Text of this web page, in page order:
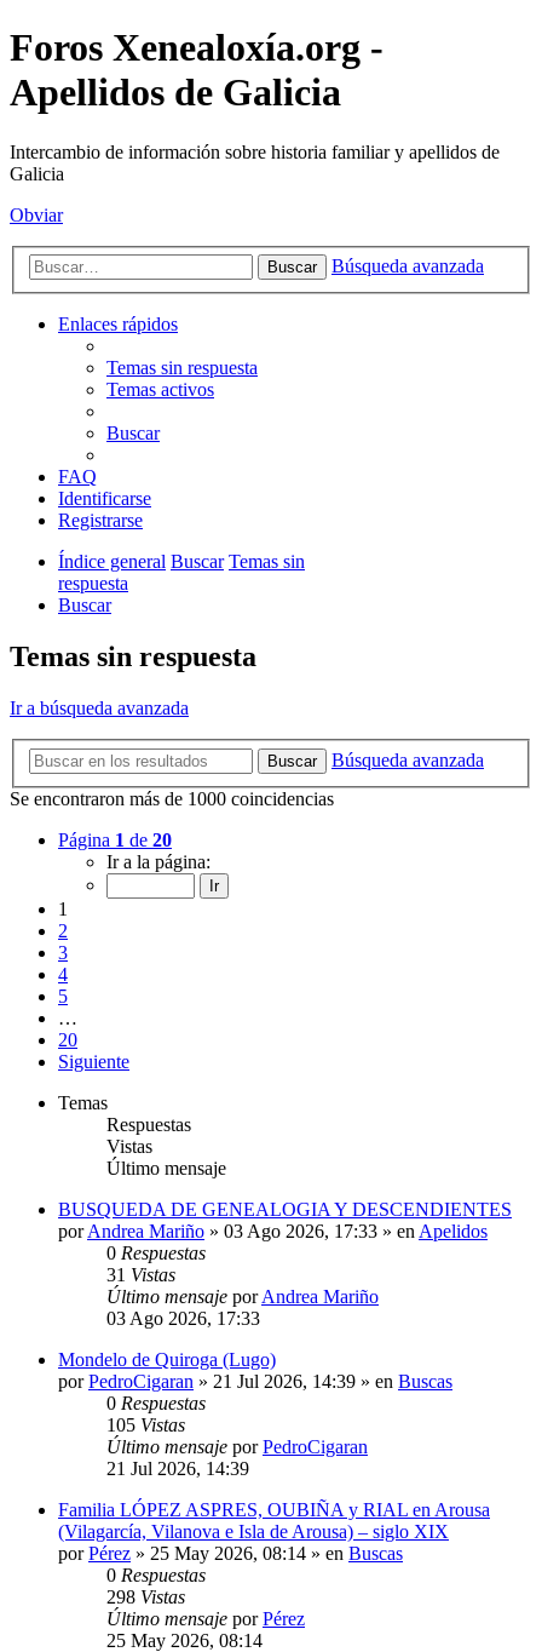
Foros Xenealoxía.org -
Apellidos de Galicia
Intercambio de información sobre historia familiar y apellidos de
Galicia
Obviar
Buscar Búsqueda avanzada
Enlaces rápidos
Temas sin respuesta
Temas activos
Buscar
FAQ
Identificarse
Registrarse
Índice general Buscar Temas sin
respuesta
Buscar
Temas sin respuesta
Ir a búsqueda avanzada
Buscar
Búsqueda avanzada
Se encontraron más de 1000 coincidencias
Página 1 de 20
Ir a la página:
1
2
3
4
5
…
20
Siguiente
Temas
Respuestas
Vistas
Último mensaje
BUSQUEDA DE GENEALOGIA Y DESCENDIENTES
porAndrea Mariño » 03 Ago 2026, 17:33 » en Apelidos
0 Respuestas
31 Vistas
Último mensaje porAndrea Mariño
03 Ago 2026, 17:33
Mondelo de Quiroga (Lugo)
porPedroCigaran » 21 Jul 2026, 14:39 » en Buscas
0 Respuestas
105 Vistas
Último mensaje porPedroCigaran
21 Jul 2026, 14:39
Familia LÓPEZ ASPRES, OUBIÑA y RIAL en Arousa
(Vilagarcía, Vilanova e Isla de Arousa) – siglo XIX
porPérez » 25 May 2026, 08:14 » en Buscas
0 Respuestas
298 Vistas
Último mensaje porPérez
25 May 2026, 08:14